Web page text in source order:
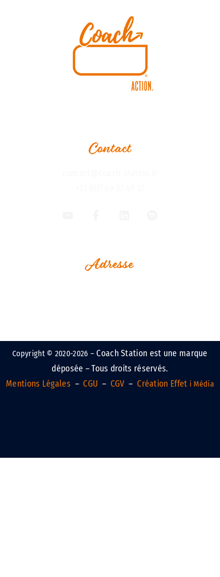
Contact
Adresse
Copyright © 2020-2026 –Coach Station est une marque
déposée – Tous droits réservés.
Mentions Légales –CGU – CGV –Création Effet i Média